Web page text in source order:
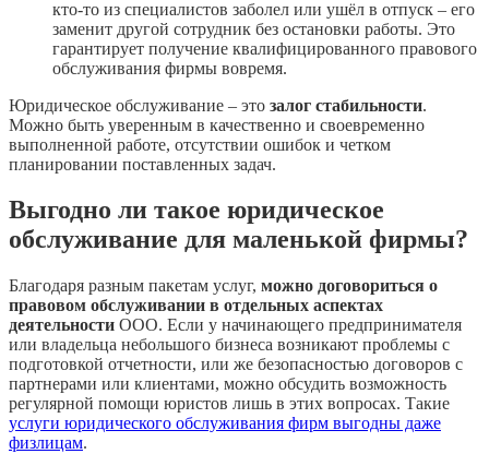
кто-то из специалистов заболел или ушёл в отпуск – его
заменит другой сотрудник без остановки работы. Это
гарантирует получение квалифицированного правового
обслуживания фирмы вовремя.
Юридическое обслуживание – это залог стабильности.
Можно быть уверенным в качественно и своевременно
выполненной работе, отсутствии ошибок и четком
планировании поставленных задач.
Выгодно ли такое юридическое
обслуживание для маленькой фирмы?
Благодаря разным пакетам услуг, можно договориться о
правовом обслуживании в отдельных аспектах
деятельности ООО. Если у начинающего предпринимателя
или владельца небольшого бизнеса возникают проблемы с
подготовкой отчетности, или же безопасностью договоров с
партнерами или клиентами, можно обсудить возможность
регулярной помощи юристов лишь в этих вопросах. Такие
услуги юридического обслуживания фирм выгодны даже
физлицам.